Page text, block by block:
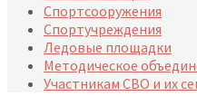
Спортсооружения
Спортучреждения
Ледовые площадки
Методическое
Участникам СВО и их